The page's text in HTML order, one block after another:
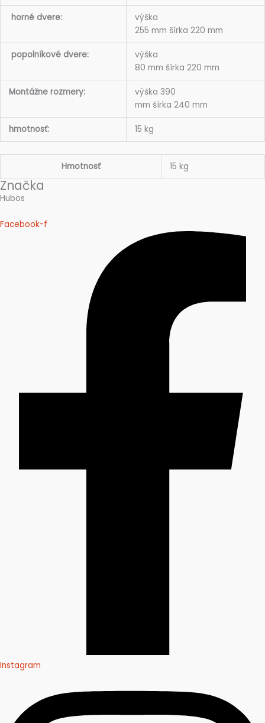
horné dvere:
výška
255 mm šírka 220 mm
popolníkové dvere:
výška
80 mm šírka 220 mm
Montážne rozmery:
výška 390
mm šírka 240 mm
hmotnosť: 15 kg
Hmotnosť 15 kg
Značka
Hubos
Facebook-f
Instagram